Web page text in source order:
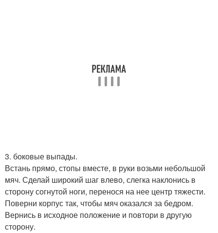
3. боковые выпады.
Встань прямо, стопы вместе, в руки возьми небольшой
мяч. Сделай широкий шаг влево, слегка наклонись в
сторону согнутой ноги, перенося на нее центр тяжести.
Поверни корпус так, чтобы мяч оказался за бедром.
Вернись в исходное положение и повтори в другую
сторону.